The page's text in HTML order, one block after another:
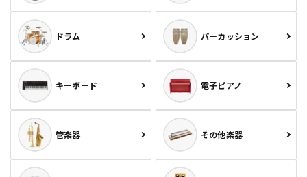
ドラム パーカッション
キーボード 電子ピアノ
管楽器 その他楽器